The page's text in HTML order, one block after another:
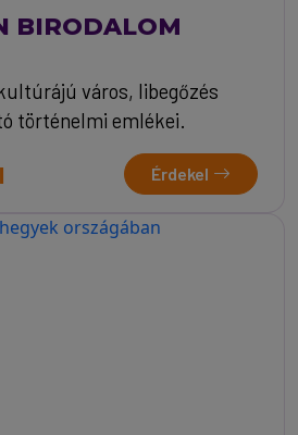
BIRODALOM
város, libegőzés
történelmi emlékei.
Érdekel